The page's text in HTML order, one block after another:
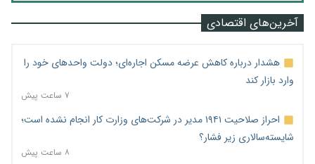
آخرین‌های اقتصادی
هشدار درباره کاهش عرضه مسکن اجاره‌ای؛ دولت واحدهای خود را
وارد بازار کند
۷ ساعت پیش
احراز صلاحیت ۱۹۴۱ مدیر در شرکت‌های وزارت کار انجام نشده است؛
شایسته‌سالاری زیر فشار؟
۸ ساعت پیش